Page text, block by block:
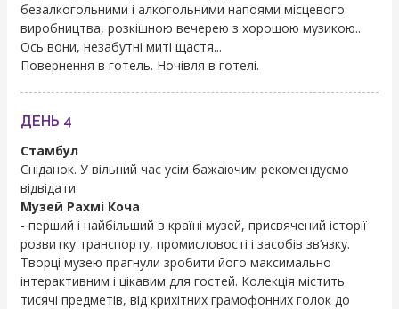
безалкогольними і алкогольними напоями місцевого
виробництва, розкішною вечерею з хорошою музикою...
Ось вони, незабутні миті щастя...
Повернення в готель. Ночівля в готелі.
ДЕНЬ 4
Стамбул
Сніданок. У вільний час усім бажаючим рекомендуємо
відвідати:
Музей Рахмі Коча
- перший і найбільший в країні музей, присвячений історії
розвитку транспорту, промисловості і засобів зв’язку.
Творці музею прагнули зробити його максимально
інтерактивним і цікавим для гостей. Колекція містить
тисячі предметів, від крихітних грамофонних голок до